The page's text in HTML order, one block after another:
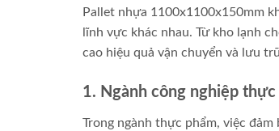
Pallet nhựa 1100x1100x150mm
lĩnh vực khác nhau. Từ kho lạnh
cao hiệu quả vận chuyển và lưu
1. Ngành công nghiệp thực
Trong ngành thực phẩm, việc